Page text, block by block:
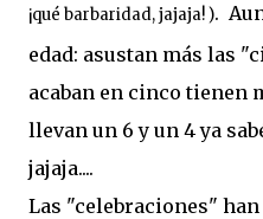
¡qué barbaridad, jajaja! ).
edad: asustan más las
acaban en cinco tienen
llevan un 6 y un 4 ya
jajaja....
Las "celebraciones"